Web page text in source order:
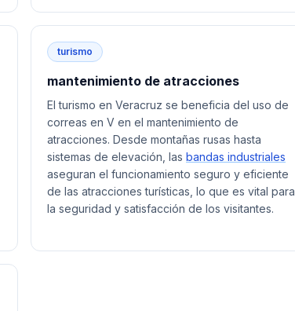
turismo
mantenimiento de atracciones
El turismo en Veracruz se beneficia del uso de
correas en V en el mantenimiento de
atracciones. Desde montañas rusas hasta
sistemas de elevación, las bandas industriales
aseguran el funcionamiento seguro y eficiente
de las atracciones turísticas, lo que es vital para
la seguridad y satisfacción de los visitantes.